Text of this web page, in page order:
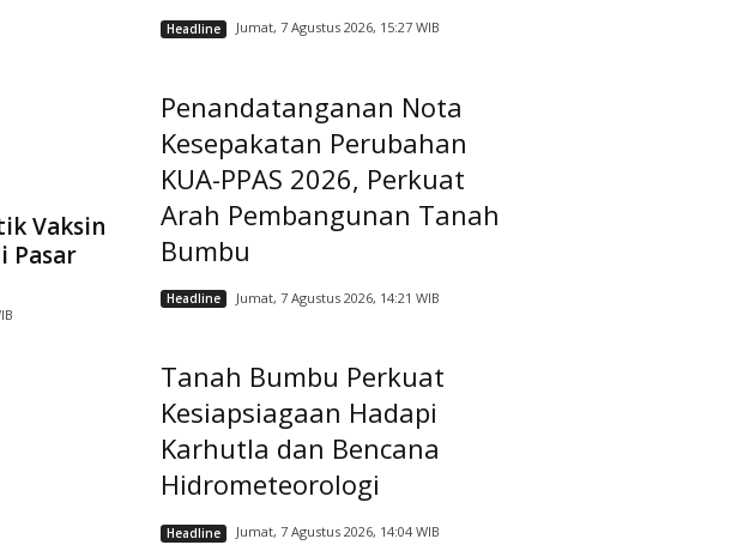
Vaksin
Pasar
Headline Jumat, 7 Agustus 2026, 15:27 WIB
Penandatanganan Nota
Kesepakatan Perubahan
KUA-PPAS 2026, Perkuat
Arah Pembangunan Tanah
Bumbu
Headline Jumat, 7 Agustus 2026, 14:21 WIB
Tanah Bumbu Perkuat
Kesiapsiagaan Hadapi
Karhutla dan Bencana
Hidrometeorologi
Headline Jumat, 7 Agustus 2026, 14:04 WIB